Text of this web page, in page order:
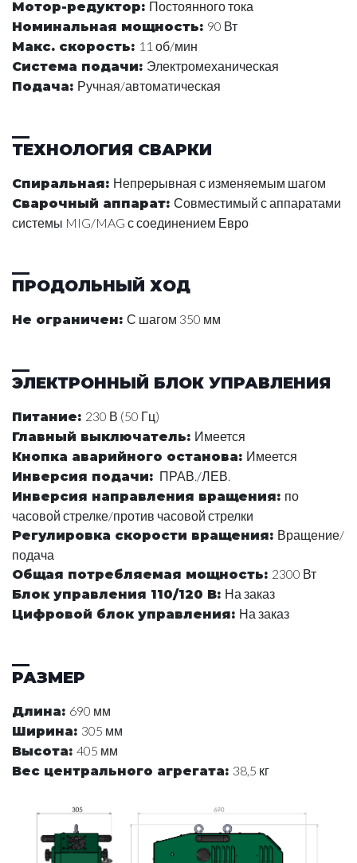
Мотор-редуктор: Постоянного тока
Номинальная мощность: 90 Вт
Макс. скорость: 11 об/мин
Система подачи: Электромеханическая
Подача: Ручная/автоматическая
ТЕХНОЛОГИЯ СВАРКИ
Спиральная: Непрерывная с изменяемым шагом
Сварочный аппарат: Совместимый с аппаратами
системы MIG/MAG с соединением Евро
ПРОДОЛЬНЫЙ ХОД
Не ограничен: С шагом 350 мм
ЭЛЕКТРОННЫЙ БЛОК УПРАВЛЕНИЯ
Питание: 230 В (50 Гц)
Главный выключатель: Имеется
Кнопка аварийного останова: Имеется
Инверсия подачи: ПРАВ./ЛЕВ.
Инверсия направления вращения: по
часовой стрелке/против часовой стрелки
Регулировка скорости вращения: Вращение/
подача
Общая потребляемая мощность: 2300 Вт
Блок управления 110/120 В: На заказ
Цифровой блок управления: На заказ
РАЗМЕР
Длина: 690 мм
Ширина: 305 мм
Высота: 405 мм
Вес центрального агрегата: 38,5 кг